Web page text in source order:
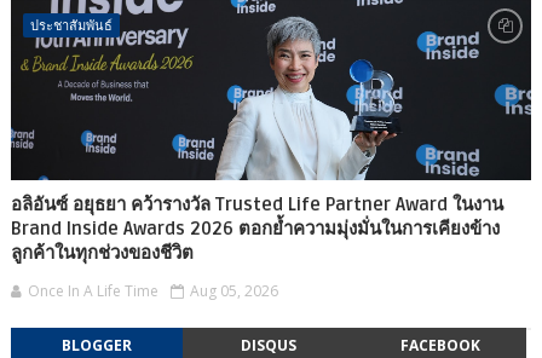
ประชาสัมพันธ์
อลิอันซ์ อยุธยา คว้ารางวัล Trusted Life Partner Award ในงาน
Brand Inside Awards 2026 ตอกย้ำความมุ่งมั่นในการเคียงข้าง
ลูกค้าในทุกช่วงของชีวิต
Once In A Life Time Aug 05, 2026
BLOGGER DISQUS FACEBOOK